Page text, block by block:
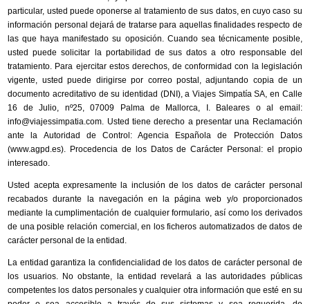
particular, usted puede oponerse al tratamiento de sus datos, en cuyo caso su
información personal dejará de tratarse para aquellas finalidades respecto de
las que haya manifestado su oposición. Cuando sea técnicamente posible,
usted puede solicitar la portabilidad de sus datos a otro responsable del
tratamiento. Para ejercitar estos derechos, de conformidad con la legislación
vigente, usted puede dirigirse por correo postal, adjuntando copia de un
documento acreditativo de su identidad (DNI), a Viajes Simpatía SA, en Calle
16 de Julio, nº25, 07009 Palma de Mallorca, I. Baleares o al email:
info@viajessimpatia.com. Usted tiene derecho a presentar una Reclamación
ante la Autoridad de Control: Agencia Española de Protección Datos
(www.agpd.es). Procedencia de los Datos de Carácter Personal: el propio
interesado.
Usted acepta expresamente la inclusión de los datos de carácter personal
recabados durante la navegación en la página web y/o proporcionados
mediante la cumplimentación de cualquier formulario, así como los derivados
de una posible relación comercial, en los ficheros automatizados de datos de
carácter personal de la entidad.
La entidad garantiza la confidencialidad de los datos de carácter personal de
los usuarios. No obstante, la entidad revelará a las autoridades públicas
competentes los datos personales y cualquier otra información que esté en su